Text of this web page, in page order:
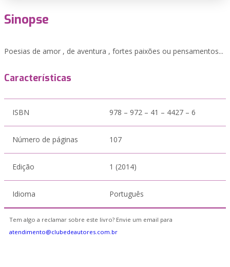
Sinopse
Poesias de amor , de aventura , fortes paixões ou pensamentos...
Características
ISBN 978 – 972 – 41 – 4427 – 6
Número de páginas 107
Edição 1 (2014)
Idioma Português
Tem algo a reclamar sobre este livro? Envie um email para
atendimento@clubedeautores.com.br